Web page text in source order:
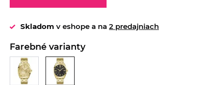
Skladom v eshope a na 2 predajniach
Farebné varianty